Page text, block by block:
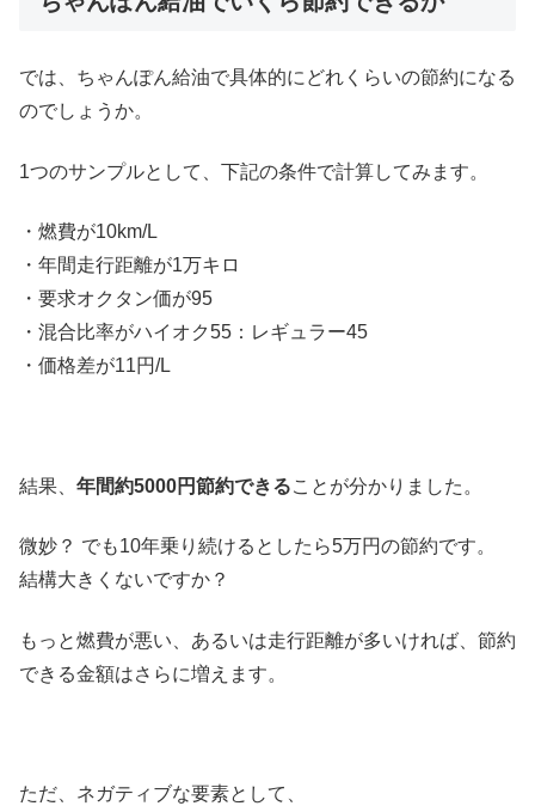
では、ちゃんぽん給油で具体的にどれくらいの節約になる
のでしょうか。
1つのサンプルとして、下記の条件で計算してみます。
・燃費が10km/L
・年間走行距離が1万キロ
・要求オクタン価が95
・混合比率がハイオク55：レギュラー45
・価格差が11円/L
結果、 年間約5000円節約できることが分かりました。
微妙？ でも10年乗り続けるとしたら5万円の節約です。
結構大きくないですか？
もっと燃費が悪い、あるいは走行距離が多いければ、節約
できる金額はさらに増えます。
ただ、ネガティブな要素として、